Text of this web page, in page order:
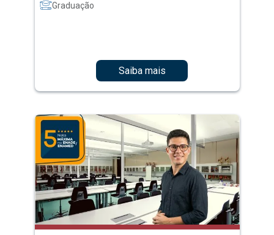
Graduação
Saiba mais